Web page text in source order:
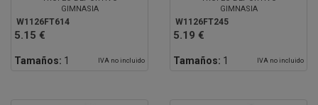
GIMNASIA
W1126FT614
5.15 €
Tamaños: 1 IVA no incluido
GIMNASIA
W1126FT245
5.19 €
Tamaños: 1 IVA no incluido